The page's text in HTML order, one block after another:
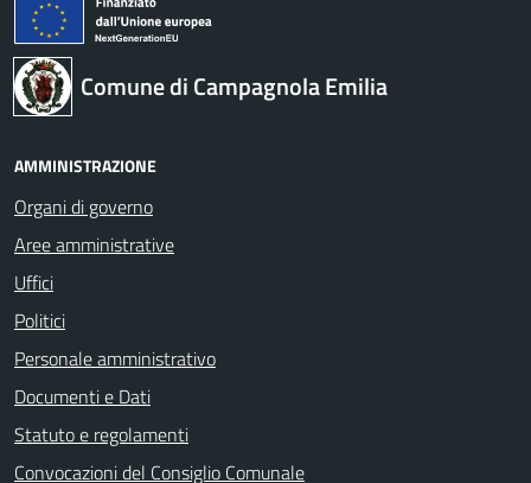
Comune di Campagnola Emilia
AMMINISTRAZIONE
Organi di governo
Aree amministrative
Uffici
Politici
Personale amministrativo
Documenti e Dati
Statuto e regolamenti
Convocazioni del Consiglio Comunale